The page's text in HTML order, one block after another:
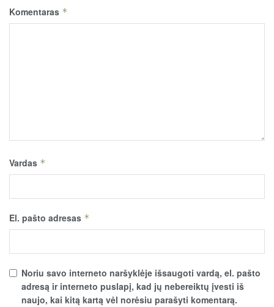
Komentaras *
Vardas *
El. pašto adresas *
Noriu savo interneto naršyklėje išsaugoti vardą, el. pašto
adresą ir interneto puslapį, kad jų nebereiktų įvesti iš
naujo, kai kitą kartą vėl norėsiu parašyti komentarą.